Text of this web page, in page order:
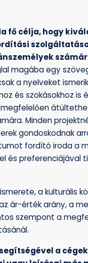
fő célja, hogy
magába egy
a nyelveket
és szokásokhoz is
Minden
gondoskodnak
fordító iroda a
és preferenciájával
a kulturális
ár-érték arány, a
szempont a
a cégek